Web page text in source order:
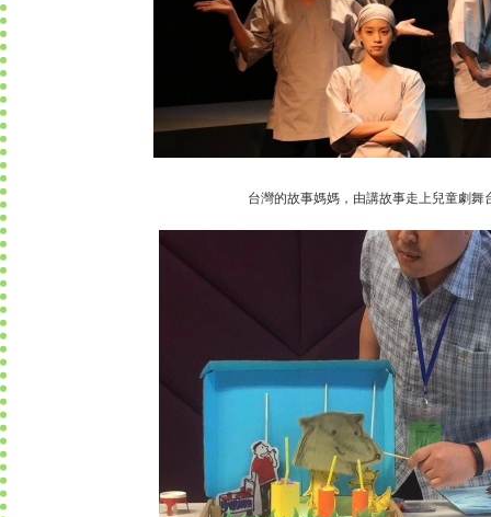
台灣的故事媽媽，由講故事走上兒童劇舞